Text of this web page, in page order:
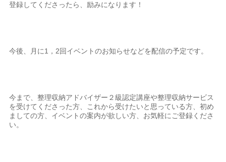
登録してくださったら、励みになります！
今後、月に1，2回イベントのお知らせなどを配信の予定です。
今まで、整理収納アドバイザー２級認定講座や整理収納サービス
を受けてくださった方、これから受けたいと思っている方、初め
ましての方、イベントの案内が欲しい方、お気軽にご登録くださ
い。